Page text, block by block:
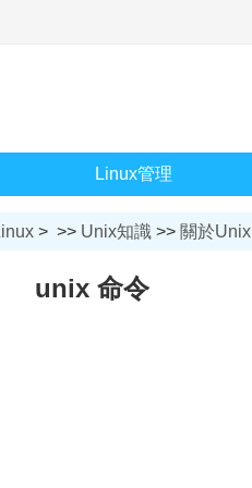
Linux管理
> >> Unix知識 >> 關於Unix
unix 命令